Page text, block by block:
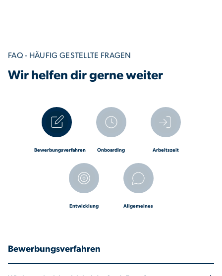
FAQ - HÄUFIG GESTELLTE FRAGEN
Wir helfen dir gerne weiter
Bewerbungsverfahren Onboarding Arbeitszeit
Entwicklung Allgemeines
Bewerbungsverfahren